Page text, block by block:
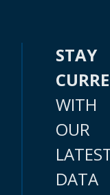
STAY
WITH
OUR
DATA